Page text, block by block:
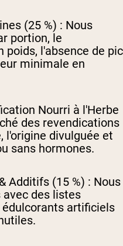
(25 %) : Nous
portion, le
poids, l'absence de pic
minimale en
Nourri à l'Herbe
des revendications
l'origine divulguée et
sans hormones.
Additifs (15 %) : Nous
des listes
artificiels